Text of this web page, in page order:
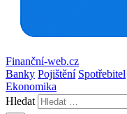
Finanční-web.cz
Banky Pojištění Spotřebitel
Ekonomika
Hledat